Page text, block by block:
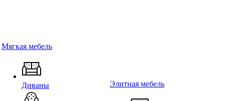
Мягкая мебель
Диваны Элитная мебель